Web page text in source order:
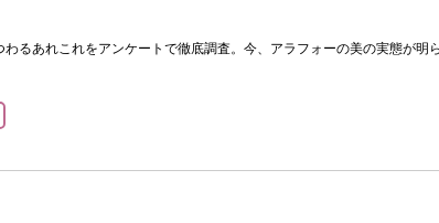
るあれこれをアンケートで徹底調査。今、アラフォーの美の実態が明